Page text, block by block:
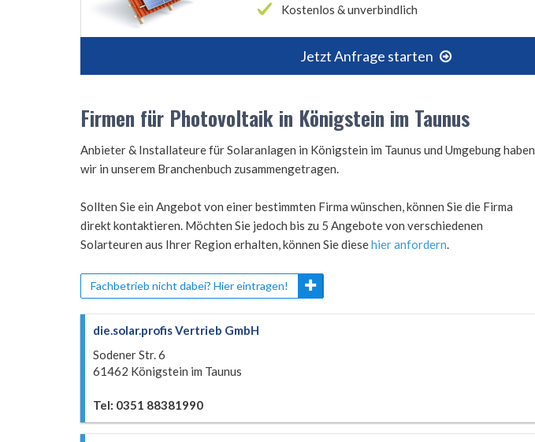
Kostenlos & unverbindlich
Jetzt Anfrage starten
Firmen für Photovoltaik in Königstein im Taunus
Anbieter & Installateure für Solaranlagen in Königstein im Taunus und Umgebung haben
wir in unserem Branchenbuch zusammengetragen.
Sollten Sie ein Angebot von einer bestimmten Firma wünschen, können Sie die Firma
direkt kontaktieren. Möchten Sie jedoch bis zu 5 Angebote von verschiedenen
Solarteuren aus Ihrer Region erhalten, können Sie diesehier anfordern.
Fachbetrieb nicht dabei? Hier eintragen!
die.solar.profis Vertrieb GmbH
Sodener Str. 6
61462 Königstein im Taunus
Tel: 0351 88381990